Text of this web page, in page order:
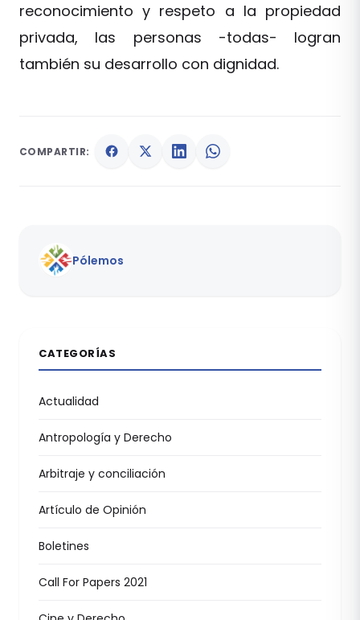
reconocimiento y respeto a la propiedad
privada, las personas -todas- logran
también su desarrollo con dignidad.
COMPARTIR:
Pólemos
CATEGORÍAS
Actualidad
Antropología y Derecho
Arbitraje y conciliación
Artículo de Opinión
Boletines
Call For Papers 2021